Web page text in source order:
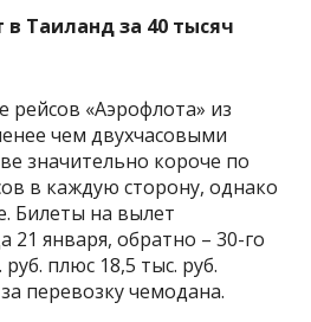
рейсов «Аэрофлота» из
чем двухчасовыми
значительно короче по
в каждую сторону, однако
Билеты на вылет
21 января, обратно – 30-го
плюс 18,5 тыс. руб.
перевозку чемодана.